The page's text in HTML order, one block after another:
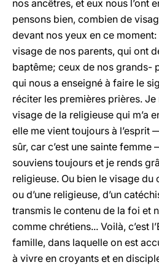
nos ancêtres, et eux nous l’ont
pensons bien, combien de
devant nos yeux en ce
visage de nos parents, qui ont
baptême; ceux de nos grands-
qui nous a enseigné à faire le
réciter les premières prières.
visage de la religieuse qui m’a
elle me vient toujours à l’esprit
sûr, car c’est une sainte femme
souviens toujours et je rends
religieuse. Ou bien le visage du
ou d’une religieuse, d’un
transmis le contenu de la foi et
comme chrétiens... Voilà, c’est
famille, dans laquelle on est
à vivre en croyants et en